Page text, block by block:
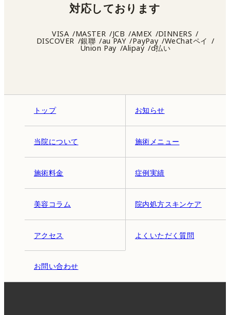
トップ お知らせ
当院について 施術メニュー
施術料金 症例実績
美容コラム 院内処方スキンケア
アクセス よくいただく質問
お問い合わせ
対応しております
VISA MASTER JCB AMEX DINNERS
DISCOVER 銀聯 au PAY PayPay WeChatペイ
Union Pay Alipay d払い